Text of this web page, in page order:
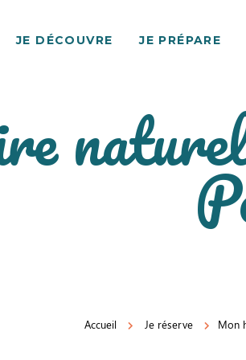
JE DÉCOUVRE JE PRÉPARE
Accueil Je réserve Mon